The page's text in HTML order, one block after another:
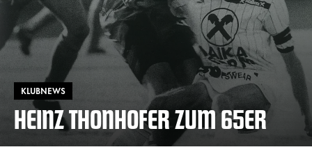
KLUBNEWS
HEINZ THONHOFER ZUM 65ER